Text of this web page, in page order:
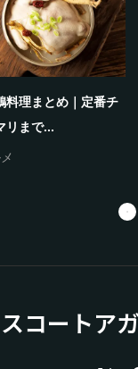
料理まとめ｜定番チ
リまで...
コートア